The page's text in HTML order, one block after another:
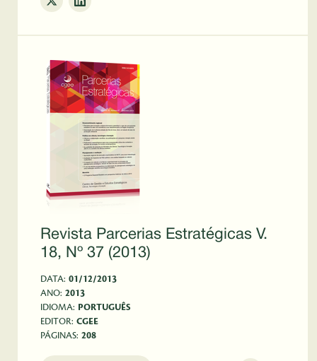
Revista Parcerias Estratégicas V.
18, Nº 37 (2013)
DATA: 01/12/2013
ANO: 2013
IDIOMA: PORTUGUÊS
EDITOR: CGEE
PÁGINAS: 208